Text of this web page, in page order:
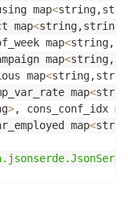
map<
map<string,string
map<
map<
map<
map<
>, cons_conf_idx
map<